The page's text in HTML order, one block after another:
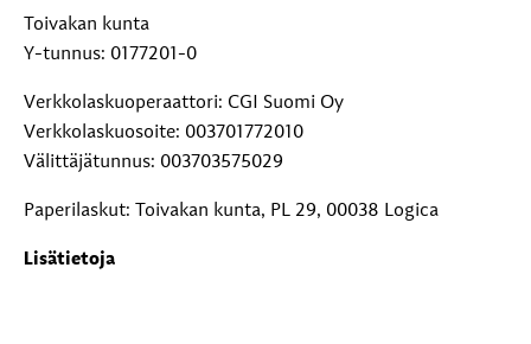
Toivakan kunta
Y-tunnus: 0177201-0
Verkkolaskuoperaattori: CGI Suomi Oy
Verkkolaskuosoite: 003701772010
Välittäjätunnus: 003703575029
Paperilaskut: Toivakan kunta, PL 29, 00038 Logica
Lisätietoja